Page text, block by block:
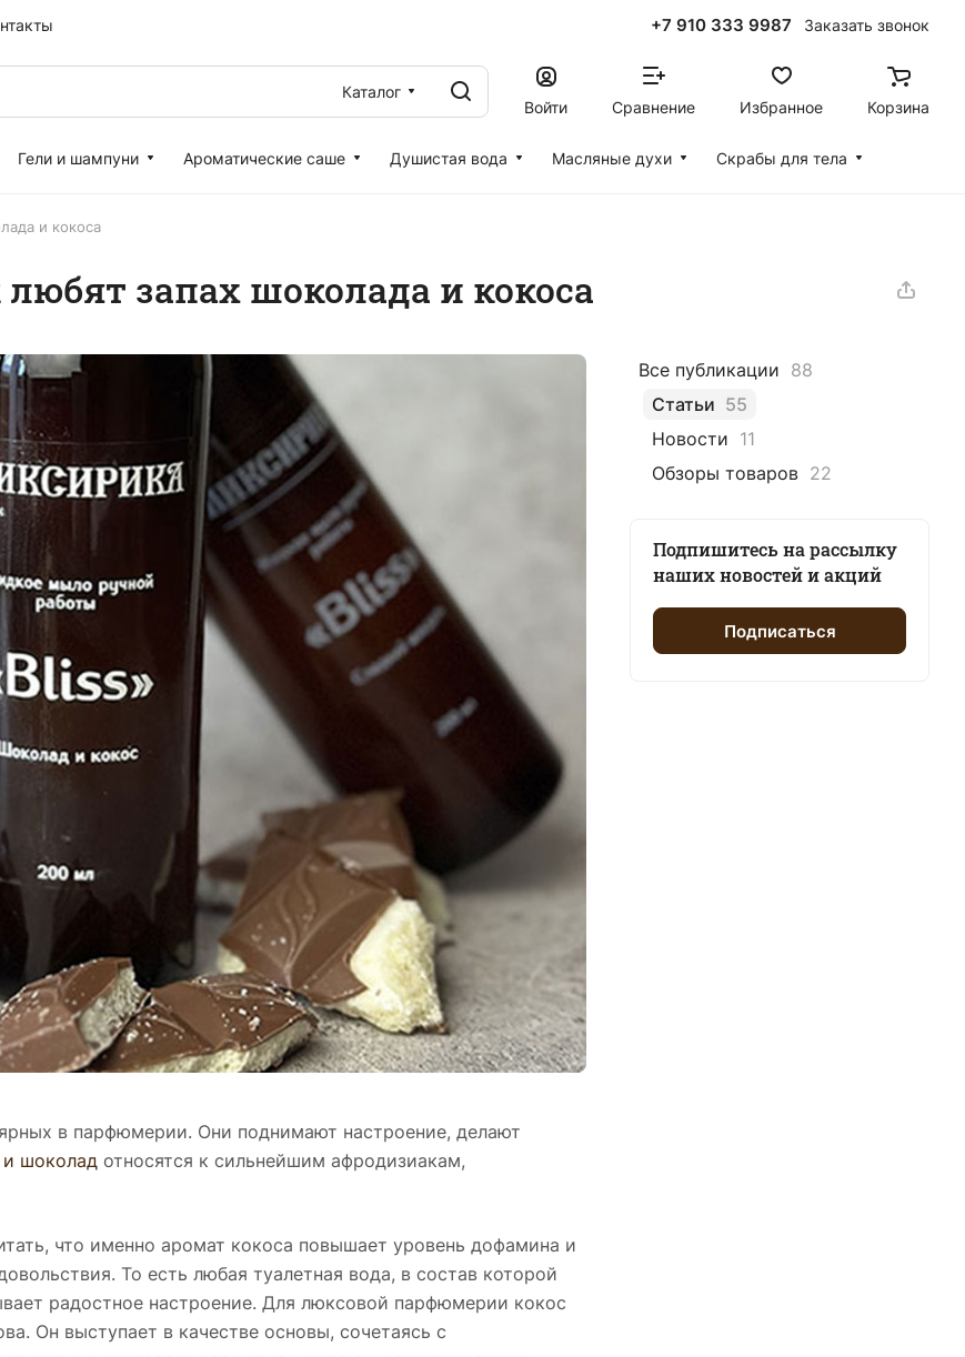
+7 910 333 9987 Заказать звонок
Каталог
Войти
Сравнение Избранное Корзина
Гели и шампуни Ароматические саше Душистая вода Масляные духи Скрабы для тела
и кокоса
запах шоколада и кокоса
в парфюмерии. Они поднимают настроение, делают
и шоколад относятся к сильнейшим афродизиакам,
что именно аромат кокоса повышает уровень дофамина и
То есть любая туалетная вода, в состав которой
радостное настроение. Для люксовой парфюмерии кокос
Он выступает в качестве основы, сочетаясь с
Все публикации 88
Статьи 55
Новости 11
Обзоры товаров 22
Подпишитесь на рассылку
наших новостей и акций
Подписаться